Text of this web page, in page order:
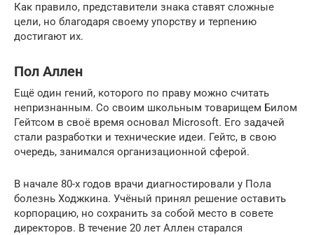
Как правило, представители знака ставят сложные
цели, но благодаря своему упорству и терпению
достигают их.
Пол Аллен
Ещё один гений, которого по праву можно считать
непризнанным. Со своим школьным товарищем Билом
Гейтсом в своё время основал Microsoft. Его задачей
стали разработки и технические идеи. Гейтс, в свою
очередь, занимался организационной сферой.
В начале 80-х годов врачи диагностировали у Пола
болезнь Ходжкина. Учёный принял решение оставить
корпорацию, но сохранить за собой место в совете
директоров. В течение 20 лет Аллен старался